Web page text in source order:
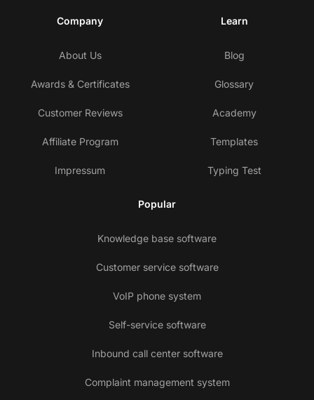
Company
About Us
Awards & Certificates
Customer Reviews
Affiliate Program
Impressum
Learn
Blog
Glossary
Academy
Templates
Typing Test
Popular
Knowledge base software
Customer service software
VoIP phone system
Self-service software
Inbound call center software
Complaint management system